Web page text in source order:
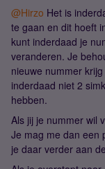
@Hirzo Het is
te gaan en dit hoeft
kunt inderdaad je
veranderen. Je
nieuwe nummer
inderdaad niet 2
hebben.
Als jij je nummer wil
Je mag me dan een
je daar verder aan